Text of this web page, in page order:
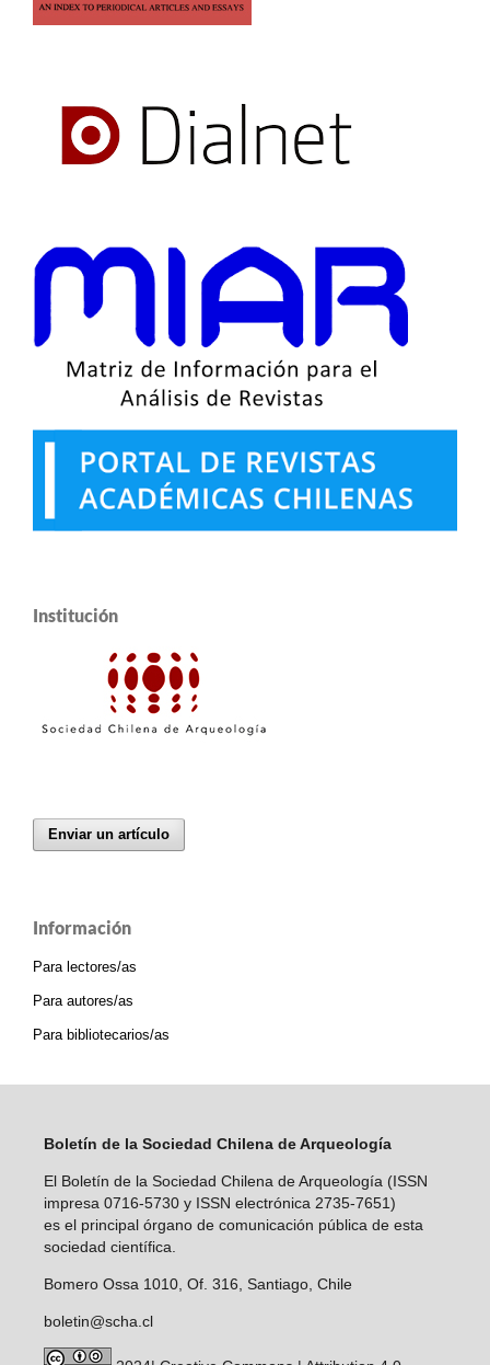
Institución
Enviar un artículo
Información
Para lectores/as
Para autores/as
Para bibliotecarios/as
Boletín de la Sociedad Chilena de Arqueología
El Boletín de la Sociedad Chilena de Arqueología (ISSN
impresa 0716-5730 y ISSN electrónica 2735-7651)
es el principal órgano de comunicación pública de esta
sociedad científica.
Bomero Ossa 1010, Of. 316, Santiago, Chile
boletin@scha.cl